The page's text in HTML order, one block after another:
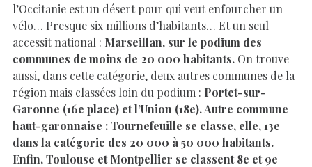
l’Occitanie est un désert pour qui veut enfourcher un
vélo… Presque six millions d’habitants… Et un seul
accessit national : Marseillan, sur le podium des
communes de moins de 20 000 habitants. On trouve
aussi, dans cette catégorie, deux autres communes de la
région mais classées loin du podium : Portet-sur-
Garonne (16e place) et l’Union (18e). Autre commune
haut-garonnaise : Tournefeuille se classe, elle, 13e
dans la catégorie des 20 000 à 50 000 habitants.
Enfin, Toulouse et Montpellier se classent 8e et 9e